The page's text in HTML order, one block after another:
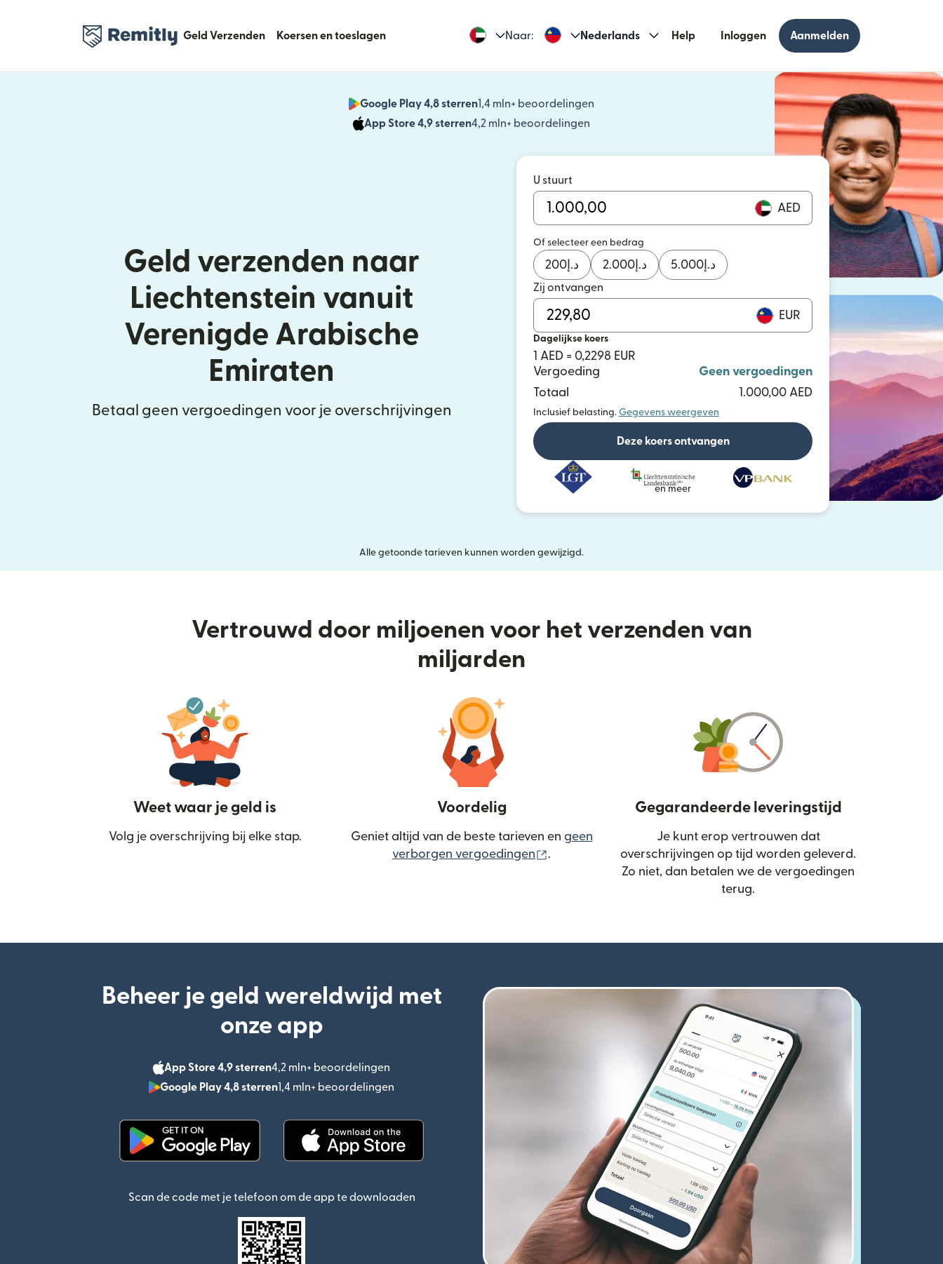
Geld Verzenden Koersen en toeslagen Naar: Nederlands Help Inloggen Aanmelden
Google Play 4,8 sterren1,4 mln+ beoordelingen
(wordt geopend in een nieuw venster)
App Store 4,9 sterren4,2 mln+ beoordelingen
(wordt geopend in een nieuw venster)
Geld verzenden naar
Liechtenstein vanuit
Verenigde Arabische
Emiraten
Betaal geen vergoedingen voor je overschrijvingen
U stuurt
AED
Of selecteer een bedrag
د.إ 200 د.إ 2.000 د.إ 5.000
Zij ontvangen
EUR
Dagelijkse koers
1 AED = 0,2298 EUR
Vergoeding
Geen vergoedingen
Totaal
1.000,00 AED
Inclusief belasting. Gegevens weergeven
Deze koers ontvangen
en meer
Alle getoonde tarieven kunnen worden gewijzigd.
Vertrouwd door miljoenen voor het verzenden van
miljarden
Weet waar je geld is
Volg je overschrijving bij elke stap.
Voordelig
Geniet altijd van de beste tarieven en geen
verborgen vergoedingen
(wordt geopend in een nieuw venster)
.
Gegarandeerde leveringstijd
Je kunt erop vertrouwen dat
overschrijvingen op tijd worden geleverd.
Zo niet, dan betalen we de vergoedingen
terug.
Beheer je geld wereldwijd met
onze app
App Store 4,9 sterren4,2 mln+ beoordelingen
Google Play 4,8 sterren1,4 mln+ beoordelingen
Scan de code met je telefoon om de app te downloaden